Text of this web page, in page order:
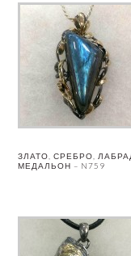
ЗЛАТО, СРЕБРО,
МЕДАЛЬОН – N759